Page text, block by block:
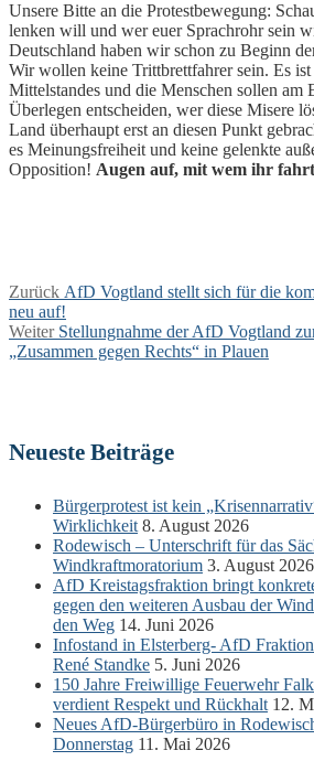
Unsere Bitte an die Protestbewegung:
lenken will und wer euer Sprachrohr sein
Deutschland haben wir schon zu Beginn
Wir wollen keine Trittbrettfahrer sein. Es
Mittelstandes und die Menschen sollen am
Überlegen entscheiden, wer diese Misere
Land überhaupt erst an diesen Punkt
es Meinungsfreiheit und keine gelenkte
Opposition! Augen auf, mit wem ihr
Beitragsnavigation
Zurück Vorheriger
Beitrag:
AfD Vogtland stellt sich für die
neu auf!
Weiter Nächster
Beitrag:
Stellungnahme der AfD Vogtland
„Zusammen gegen Rechts“ in Plauen
Neueste Beiträge
Bürgerprotest ist kein
Wirklichkeit 8. August 2026
Rodewisch – Unterschrift für das
Windkraftmoratorium 3. August 2026
AfD Kreistagsfraktion bringt
gegen den weiteren Ausbau der
den Weg 14. Juni 2026
Infostand in Elsterberg- AfD
René Standke 5. Juni 2026
150 Jahre Freiwillige Feuerwehr
verdient Respekt und Rückhalt 12.
Neues AfD-Bürgerbüro in
Donnerstag 11. Mai 2026